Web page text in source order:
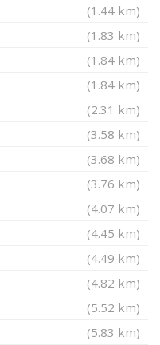
(1.44 km)
(1.83 km)
(1.84 km)
(1.84 km)
(2.31 km)
(3.58 km)
(3.68 km)
(3.76 km)
(4.07 km)
(4.45 km)
(4.49 km)
(4.82 km)
(5.52 km)
(5.83 km)